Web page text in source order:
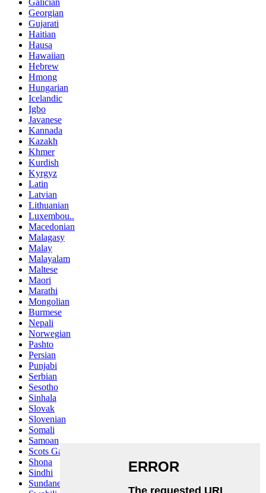
Galician
Georgian
Gujarati
Haitian
Hausa
Hawaiian
Hebrew
Hmong
Hungarian
Icelandic
Igbo
Javanese
Kannada
Kazakh
Khmer
Kurdish
Kyrgyz
Latin
Latvian
Lithuanian
Luxembou..
Macedonian
Malagasy
Malay
Malayalam
Maltese
Maori
Marathi
Mongolian
Burmese
Nepali
Norwegian
Pashto
Persian
Punjabi
Serbian
Sesotho
Sinhala
Slovak
Slovenian
Somali
Samoan
Scots Gaelic
Shona
Sindhi
Sundanese